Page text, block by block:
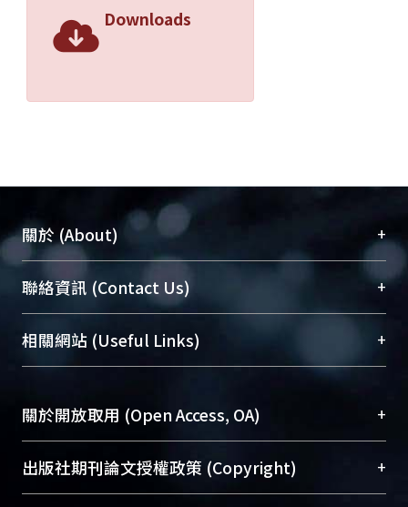
Downloads
關於 (About) +
臺大位居世界頂尖大學之列，為永久珍藏及向國際
展現本校豐碩的研究成果及學術能量，圖書館整合
機構典藏（NTUR）與學術庫（AH）不同功能平
台，成為臺大學術典藏NTU scholars。期能整合研
究能量、促進交流合作、保存學術產出、推廣研究
成果。
To permanently archive and promote researcher
profiles and scholarly works, Library integrates the
services of “NTU Repository” with “Academic
聯絡資訊 (Contact Us) +
總館學科館員(Main Library)
醫學圖書館學科館員(Medical Library)
(Social
Sciences Library)
相關網站 (Useful Links) +
關於開放取用 (Open Access, OA) +
開放取用是從使用者角度提升資訊取用性的社會運
動，應用在學術研究上是透過將研究著作公開供使
出版社期刊論文授權政策 (Copyright) +